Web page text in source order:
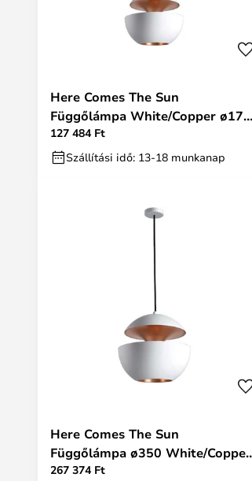
Here Comes The Sun
Függőlámpa White/Copper ø175
- DCW
127 484 Ft
Szállítási idő: 13-18 munkanap
Here Comes The Sun
Függőlámpa ø350 White/Copper
- DCW
267 374 Ft